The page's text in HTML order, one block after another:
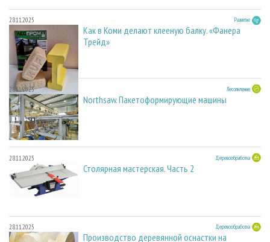
28.11.2025 Развитие
Как в Коми делают клееную балку. «Фанера
Трейд»
28.11.2025 Лесопиление
Northsaw. Пакетоформирующие машины
28.11.2025 Деревообработка
Столярная мастерская. Часть 2
28.11.2025 Деревообработка
Производство деревянной оснастки на